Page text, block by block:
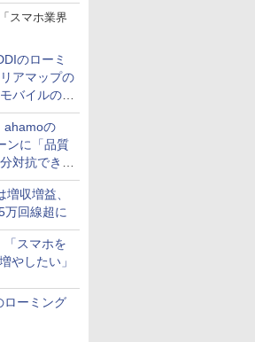
スマホ業界
のローミ
アマップの
バイルの課
ahamoの
ンに「品質
対抗でき
収増益、
万回線超に
「スマホを
やしたい」
ローミング